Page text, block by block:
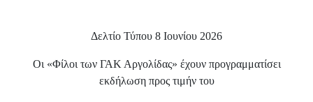
Δελτίο Τύπου 8 Ιουνίου 2026
Οι «Φίλοι των ΓΑΚ Αργολίδας» έχουν προγραμματίσει
εκδήλωση προς τιμήν του